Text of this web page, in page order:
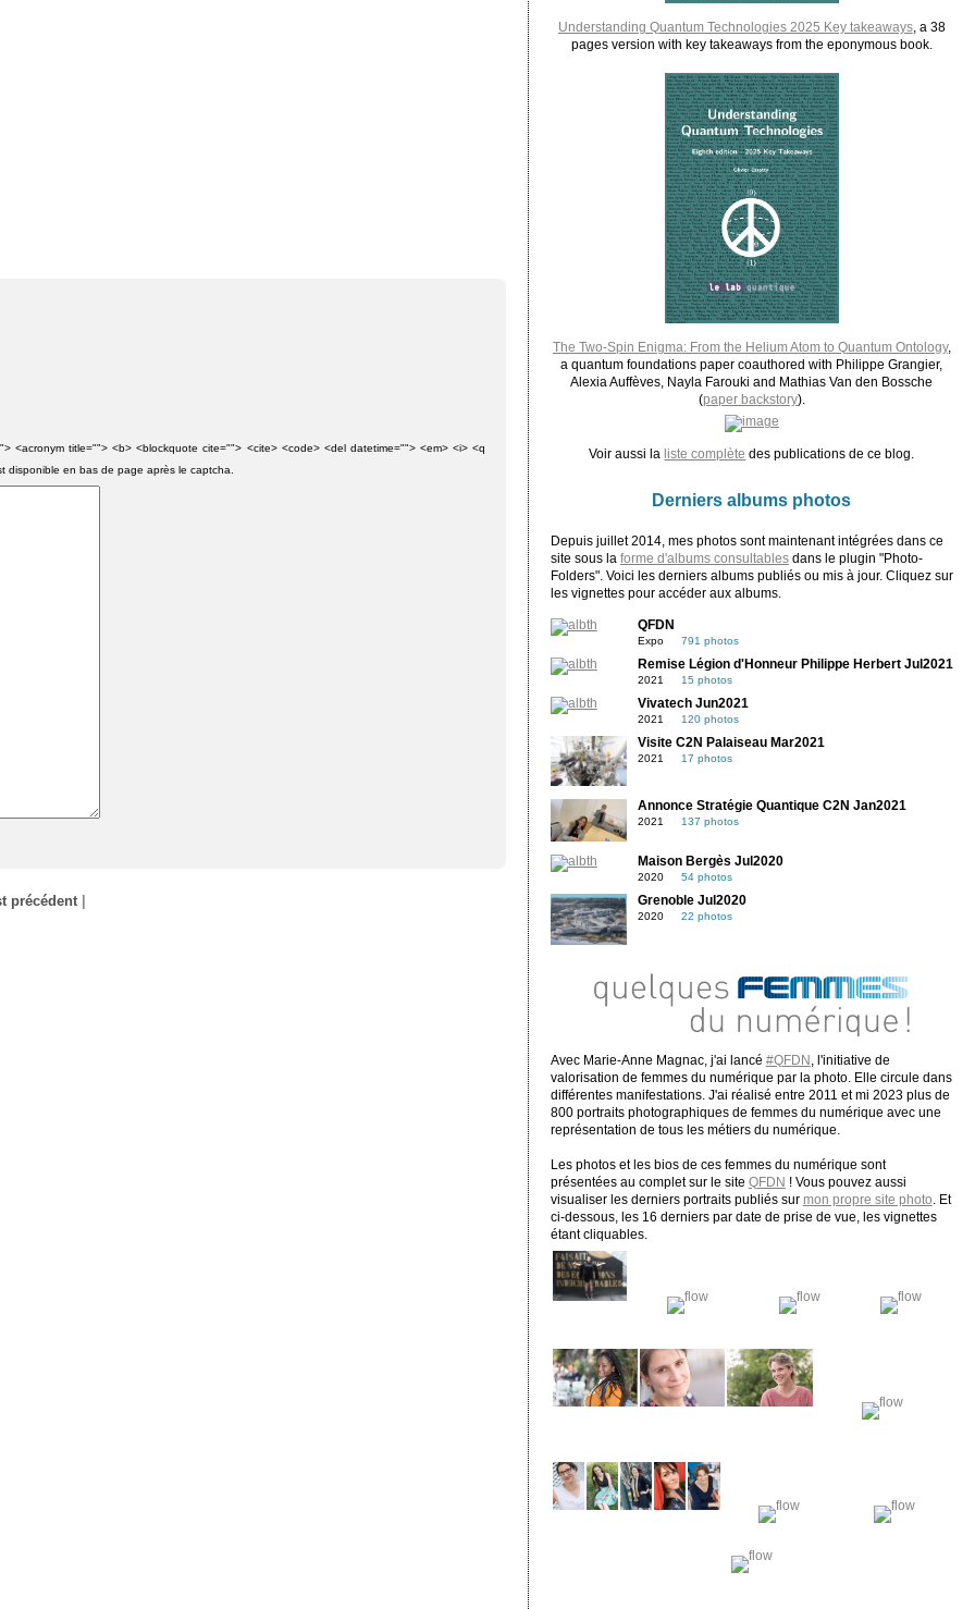
<acronym title=""> <b> <blockquote cite=""> <cite> <code> <del datetime=""> <em> <i> <q
disponible en bas de page après le captcha.
précédent|
Understanding Quantum Technologies 2025 Key takeaways, a 38
pages version with key takeaways from the eponymous book.
The Two-Spin Enigma: From the Helium Atom to Quantum Ontology,
a quantum foundations paper coauthored with Philippe Grangier,
Alexia Auffèves, Nayla Farouki and Mathias Van den Bossche
(paper backstory).
Voir aussi la liste complète des publications de ce blog.
Derniers albums photos
Depuis juillet 2014, mes photos sont maintenant intégrées dans ce
site sous la forme d'albums consultablesdans le plugin "Photo-
Folders". Voici les derniers albums publiés ou mis à jour. Cliquez sur
les vignettes pour accéder aux albums.
QFDN
Expo 791 photos
Remise Légion d'Honneur Philippe Herbert Jul2021
2021 15 photos
Vivatech Jun2021
2021 120 photos
Visite C2N Palaiseau Mar2021
2021 17 photos
Annonce Stratégie Quantique C2N Jan2021
2021 137 photos
Maison Bergès Jul2020
2020 54 photos
Grenoble Jul2020
2020 22 photos
Avec Marie-Anne Magnac, j'ai lancé #QFDN
, l'initiative de
valorisation de femmes du numérique par la photo. Elle circule dans
différentes manifestations. J'ai réalisé entre 2011 et mi 2023 plus de
800 portraits photographiques de femmes du numérique avec une
représentation de tous les métiers du numérique.
Les photos et les bios de ces femmes du numérique sont
présentées au complet sur le site QFDN ! Vous pouvez aussi
visualiser les derniers portraits publiés sur mon propre site photo . Et
ci-dessous, les 16 derniers par date de prise de vue, les vignettes
étant cliquables.